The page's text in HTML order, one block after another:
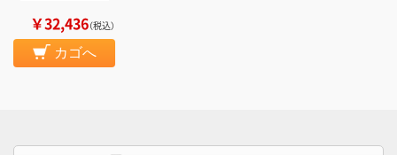
￥32,436（税込）
カゴへ